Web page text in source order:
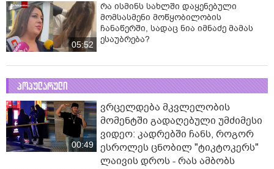
05:52
რა ისმინს სახლში დაყენებული
მომსასმენი მოწყობილობის
ჩანაწერში, სადაც ნია იმნაძე მამას
ესაუბრება?
პოპულარული
00:49
ვრცელდება მკვლელობის
მომენტში გადაღებული უმძიმესი
ვიდეო: კადრებში ჩანს, როგორ
ესროლეს ცნობილ "ტიკტოკერს"
ლაივის დროს - რას ამბობს